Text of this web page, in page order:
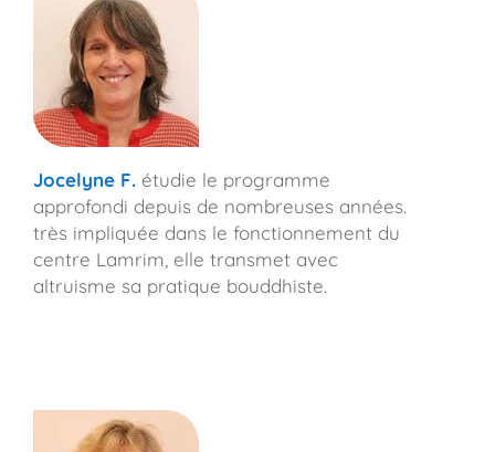
Jocelyne F.étudie le programme
approfondi depuis de nombreuses années.
très impliquée dans le fonctionnement du
centre Lamrim, elle transmet avec
altruisme sa pratique bouddhiste.